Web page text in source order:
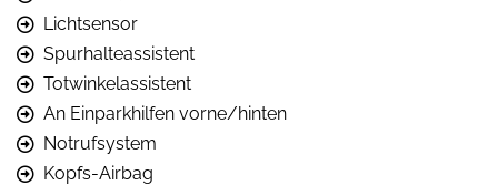
Lichtsensor
Spurhalteassistent
Totwinkelassistent
An Einparkhilfen vorne/hinten
Notrufsystem
Kopfs-Airbag